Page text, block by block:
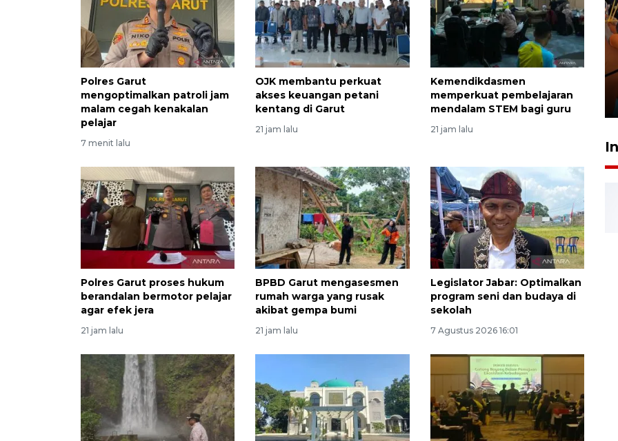
Polres Garut
mengoptimalkan patroli jam
malam cegah kenakalan
pelajar
7 menit lalu
OJK membantu perkuat
akses keuangan petani
kentang di Garut
21 jam lalu
Kemendikdasmen
memperkuat pembelajaran
mendalam STEM bagi guru
21 jam lalu
Polres Garut proses hukum
berandalan bermotor pelajar
agar efek jera
21 jam lalu
BPBD Garut mengasesmen
rumah warga yang rusak
akibat gempa bumi
21 jam lalu
Legislator Jabar: Optimalkan
program seni dan budaya di
sekolah
7 Agustus 2026 16:01
Taklukkan DPMM FC, Persib
amankan tiket semifinal Piala
Presiden
29 Juli 2026 01:36